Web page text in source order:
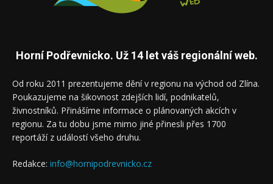
Horní Podřevnicko. Už 14 let váš regionální web.
Od roku 2011 prezentujeme dění v regionu na východ od Zlína.
Poukazujeme na šikovnost zdejších lidí, podnikatelů,
živnostníků. Přinášíme informace o plánovaných akcích v
regionu. Za tu dobu jsme mimo jiné přinesli přes 1700
reportáží z událostí všeho druhu.
Redakce: info@hornipodrevnicko.cz